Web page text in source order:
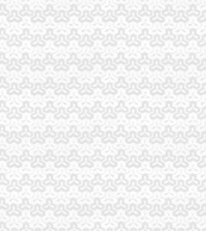
不下来房东直上火_
告_中国招标网_四川
路工程（BT模式-招标
建设项目招标公告-
宁乡经开区地籍